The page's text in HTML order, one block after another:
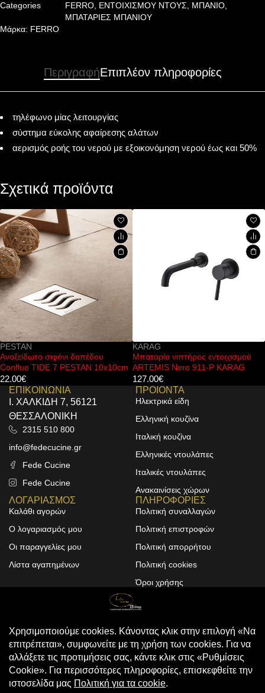
Categories
FERRO, ΕΝΤΟΙΧΙΣΜΟΥ ΝΤΟΥΣ, ΜΠΑΝΙΟ,
ΜΠΑΤΑΡΙΕΣ ΜΠΑΝΙΟΥ
Μάρκα: FERRO
ΠεριγραφήΕπιπλέον πληροφορίες
τηλέφωνο μίας λειτουργίας
σύστημα εύκολης αφαίρεσης αλάτων
αερισμός ροής του νερού με εξοικονόμηση νερού έως και 50%
Σχετικά προϊόντα
Μπαταρία νιπτήρος εντοιχισμού
ARTEMIS Nero 911-P KARAG
Μπαταρία μπιντέ
B205A05 KARAG
ΕΠΙΚΟΙΝΩΝΙΑ
Ι. ΧΑΛΚΙΔΗ 7, 56121
ΘΕΣΣΑΛΟΝΙΚΗ
2315 510 800
info@fedecucine.gr
Fede Cucine
Fede Cucine
ΠΡΟΙΟΝΤΑ
Ηλεκτρικά είδη
Ελληνική κουζίνα
Ιταλική κουζίνα
Ελληνικές ντουλάπες
Ιταλικές ντουλάπες
Ανακαινίσεις χώρων
ΛΟΓΑΡΙΑΣΜΟΣ
Καλάθι αγορών
Ο λογαριασμός μου
Οι παραγγελίες μου
Λίστα αγαπημένων
ΠΛΗΡΟΦΟΡΙΕΣ
Πολιτική συναλλαγών
Πολιτική επιστροφών
Πολιτική απορρήτου
Πολιτική cookies
Όροι χρήσης
© 2025 FEDE CUCINE
. All Rights
Reserved
Design & Development by
ALPHA DESIGNERS
Compare (0)